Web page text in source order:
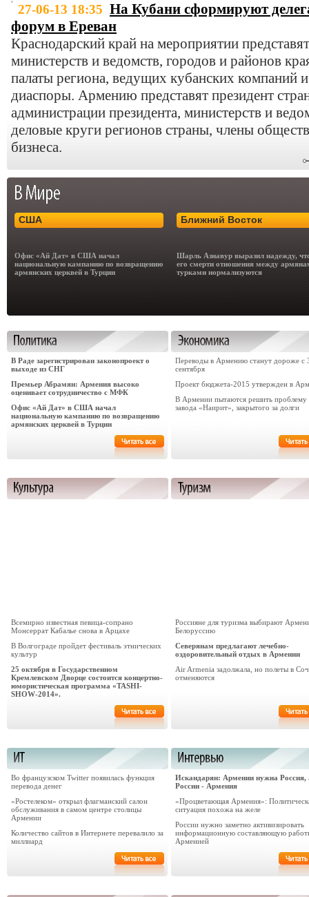
27-06-13 18:35 На Кубани сформируют
форум в Ереван
Краснодарский край на мероприятии
министерств и ведомств, городов и районов
палаты региона, ведущих кубанских компаний
диаспоры. Армению представят президент
администрации президента, министерств и
деловые круги регионов страны, члены
бизнеса.
США
Офис «Ай Дат» в США начал
национальную кампанию по возвращению
армянских церквей в Турции
Ближний Восток
Шарль Азнавур выразил надежду,
его смерти отношения между
турками нормализуются
В Раде зарегистрирован законопроект о
выходе из СНГ
Премьер Абрамян: Армения высоко
оценивает сотрудничество с МФК
Офис «Ай Дат» в США начал
национальную кампанию по возвращению
армянских церквей в Турции
Переводы в Армению станут дороже с
сентября
Проект бюджета-2015 утвержден в
В Армении пытаются решить проблему
завода «Наирит», закрытого за долги
Всемирно известная певица-сопрано
Монсеррат Кабалье снова в Арцахе
В Волгограде пройдет фестиваль этнических
культур
25 октября в Государственном
Кремлевском Дворце состоится концертно-
юмористическая программа «TASHI-
SHOW-2014».
Россияне для туризма выбирают
Белоруссию
Северянам предлагают лечебно-
оздоровительный отдых в Армении
Air Armenia задолжала, но полеты в
отменяются
Во французском Twitter появилась функция
перевода денег
«Ростелеком» открыл флагманский салон
обслуживания в самом центре столицы
Армении
Количество сайтов в Интернете перевалило за
миллиард
Искандарян: Армении нужна Россия,
России - Армения
«Процветающая Армения»:
ситуация похожа на желе
России нужно заметно активизировать
информационную составляющую
Арменией